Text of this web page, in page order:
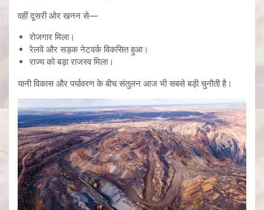
वहीं दूसरी ओर खनन से—
रोजगार मिला।
रेलवे और सड़क नेटवर्क विकसित हुआ।
राज्य को बड़ा राजस्व मिला।
यानी विकास और पर्यावरण के बीच संतुलन आज भी सबसे बड़ी चुनौती है।